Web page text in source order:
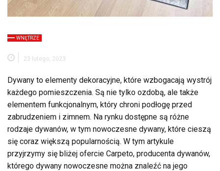
WNĘTRZE
23 lutego, 2023
Dywany to elementy dekoracyjne, które wzbogacają wystrój
każdego pomieszczenia. Są nie tylko ozdobą, ale także
elementem funkcjonalnym, który chroni podłogę przed
zabrudzeniem i zimnem. Na rynku dostępne są różne
rodzaje dywanów, w tym nowoczesne dywany, które cieszą
się coraz większą popularnością. W tym artykule
przyjrzymy się bliżej ofercie Carpeto, producenta dywanów,
którego dywany nowoczesne można znaleźć na jego